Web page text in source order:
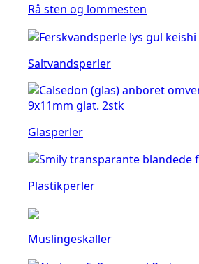
Rå sten og lommesten
Saltvandsperler
Glasperler
Plastikperler
Muslingeskaller